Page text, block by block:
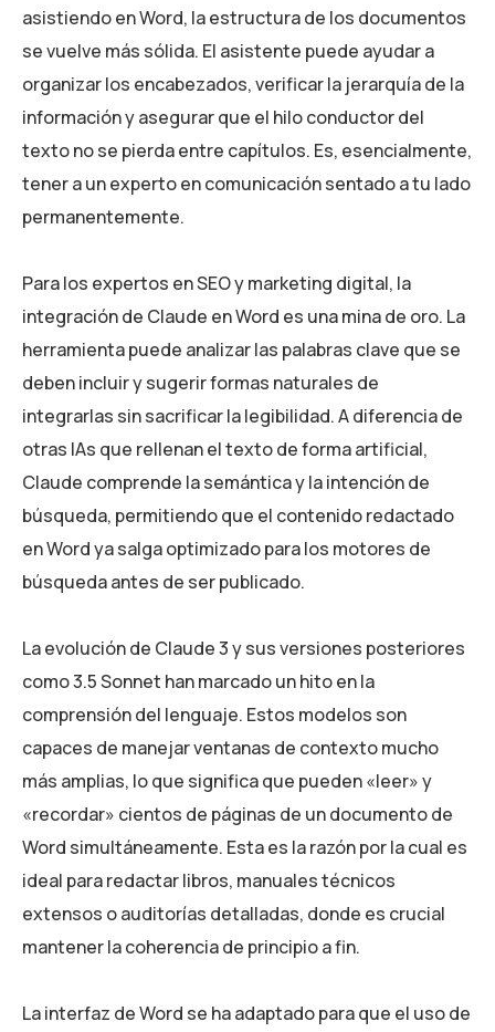
asistiendo en Word, la estructura de los documentos
se vuelve más sólida. El asistente puede ayudar a
organizar los encabezados, verificar la jerarquía de la
información y asegurar que el hilo conductor del
texto no se pierda entre capítulos. Es, esencialmente,
tener a un experto en comunicación sentado a tu lado
permanentemente.
Para los expertos en SEO y marketing digital, la
integración de Claude en Word es una mina de oro. La
herramienta puede analizar las palabras clave que se
deben incluir y sugerir formas naturales de
integrarlas sin sacrificar la legibilidad. A diferencia de
otras IAs que rellenan el texto de forma artificial,
Claude comprende la semántica y la intención de
búsqueda, permitiendo que el contenido redactado
en Word ya salga optimizado para los motores de
búsqueda antes de ser publicado.
La evolución de Claude 3 y sus versiones posteriores
como 3.5 Sonnet han marcado un hito en la
comprensión del lenguaje. Estos modelos son
capaces de manejar ventanas de contexto mucho
más amplias, lo que significa que pueden «leer» y
«recordar» cientos de páginas de un documento de
Word simultáneamente. Esta es la razón por la cual es
ideal para redactar libros, manuales técnicos
extensos o auditorías detalladas, donde es crucial
mantener la coherencia de principio a fin.
La interfaz de Word se ha adaptado para que el uso de